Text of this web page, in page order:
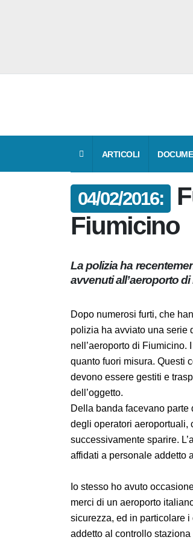
ARTICOLI
04/02/2016:
Fiumicino
La polizia ha
d’arte, avvenuti
Dopo numerosi furti, che
Guttuso, la polizia ha
delle merci
modo particolare, in
dell’aerostazione, perché
soprattutto delle
Della banda facevano
l’abbigliamento degli
misura, facendoli
chiaro che i controlli,
Io stesso ho avuto
grande area merci di un